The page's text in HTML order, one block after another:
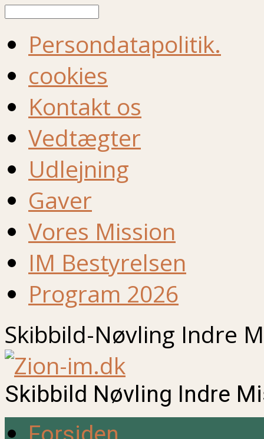
Persondatapolitik.
cookies
Kontakt os
Vedtægter
Udlejning
Gaver
Vores Mission
IM Bestyrelsen
Program 2026
Skibbild-Nøvling Indre
Skibbild Nøvling Indre